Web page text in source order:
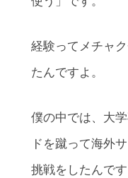
経験ってメチャ
たんですよ。
僕の中では、大
ドを蹴って海外
挑戦をしたんです